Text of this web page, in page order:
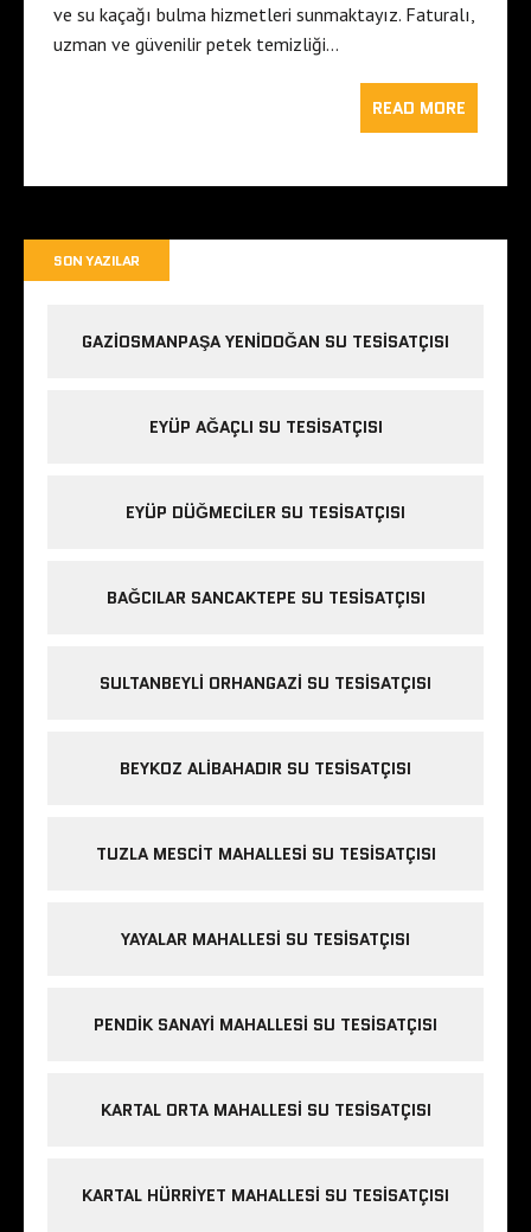
ve su kaçağı bulma hizmetleri sunmaktayız. Faturalı,
uzman ve güvenilir petek temizliği…
READ MORE
SON YAZILAR
GAZIOSMANPAŞA YENIDOĞAN SU TESISATÇISI
EYÜP AĞAÇLI SU TESISATÇISI
EYÜP DÜĞMECILER SU TESISATÇISI
BAĞCILAR SANCAKTEPE SU TESISATÇISI
SULTANBEYLI ORHANGAZI SU TESISATÇISI
BEYKOZ ALIBAHADIR SU TESISATÇISI
TUZLA MESCIT MAHALLESI SU TESISATÇISI
YAYALAR MAHALLESI SU TESISATÇISI
PENDIK SANAYI MAHALLESI SU TESISATÇISI
KARTAL ORTA MAHALLESI SU TESISATÇISI
KARTAL HÜRRIYET MAHALLESI SU TESISATÇISI